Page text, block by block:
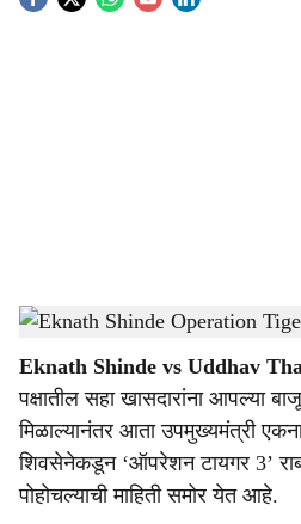
S
a
r
e
Eknath Shinde Operation Tiger 3 Begins-
Eknath Shinde vs Uddhav
पक्षातील सहा खासदारांना आपल्या
मिळाल्यानंतर आता उपमुख्यमंत्री
शिवसेनेकडून ‘ऑपरेशन टायगर 3’
पोहोचल्याची माहिती समोर येत आहे.